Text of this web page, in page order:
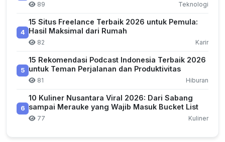
89 Teknologi
4
15 Situs Freelance Terbaik 2026 untuk Pemula:
Hasil Maksimal dari Rumah
82 Karir
5
15 Rekomendasi Podcast Indonesia Terbaik 2026
untuk Teman Perjalanan dan Produktivitas
81 Hiburan
6
10 Kuliner Nusantara Viral 2026: Dari Sabang
sampai Merauke yang Wajib Masuk Bucket List
77 Kuliner